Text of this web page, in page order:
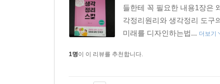
들한테 꼭 필요한 내용1장은
각정리원리와 생각정리 도구
미래를 디자인하는법... 더보기
1명이 이 리뷰를 추천합니다.